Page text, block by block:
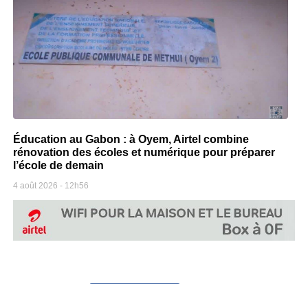
Éducation au Gabon : à Oyem, Airtel combine
rénovation des écoles et numérique pour préparer
l’école de demain
4 août 2026 12h56